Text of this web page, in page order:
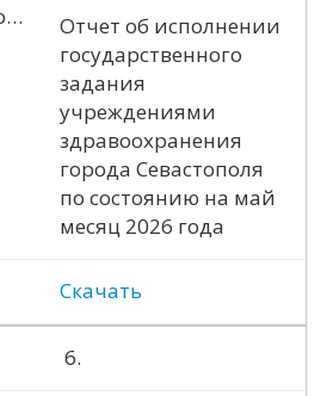
Отчет об исполнении
государственного
задания
учреждениями
здравоохранения
города Севастополя
по состоянию на май
месяц 2026 года
Наименование документа
Скачать
6.